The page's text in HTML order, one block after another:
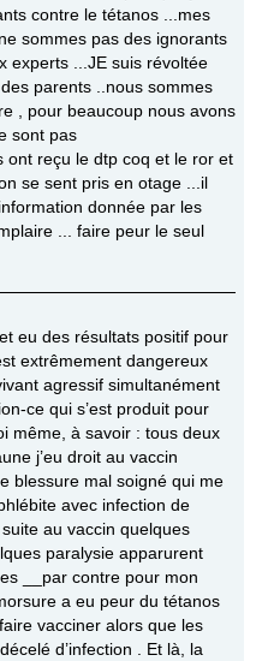
contre le tétanos ...mes
sommes pas des ignorants
experts ...JE suis révoltée
parents ..nous sommes
, pour beaucoup nous avons
sont pas
ont reçu le dtp coq et le ror et
se sent pris en otage ...il
donnée par les
... faire peur le seul
eu des résultats positif pour
extrêmement dangereux
agressif simultanément
ce qui s’est produit pour
même, à savoir : tous deux
j’eu droit au vaccin
blessure mal soigné qui me
avec infection de
au vaccin quelques
paralysie apparurent
__par contre pour mon
a eu peur du tétanos
vacciner alors que les
d’infection . Et là, la